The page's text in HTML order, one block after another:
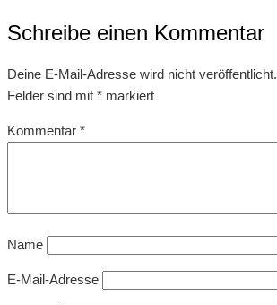
Schreibe einen Kommentar
Deine E-Mail-Adresse wird nicht veröffentlicht.
Felder sind mit * markiert
Kommentar *
Name
E-Mail-Adresse